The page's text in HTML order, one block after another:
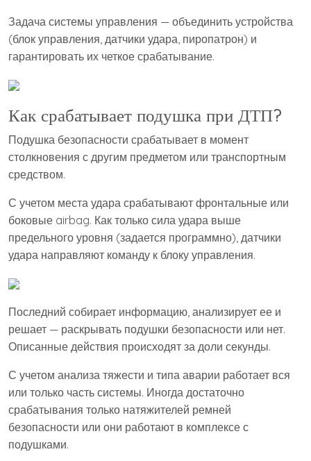
Задача системы управления — объединить устройства
(блок управления, датчики удара, пиропатрон) и
гарантировать их четкое срабатывание.
Как срабатывает подушка при ДТП?
Подушка безопасности срабатывает в момент
столкновения с другим предметом или транспортным
средством.
С учетом места удара срабатывают фронтальные или
боковые airbag. Как только сила удара выше
предельного уровня (задается программно), датчики
удара направляют команду к блоку управления.
Последний собирает информацию, анализирует ее и
решает — раскрывать подушки безопасности или нет.
Описанные действия происходят за доли секунды.
С учетом анализа тяжести и типа аварии работает вся
или только часть системы. Иногда достаточно
срабатывания только натяжителей ремней
безопасности или они работают в комплексе с
подушками.